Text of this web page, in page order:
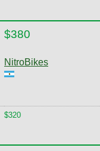
$380
NitroBikes
$320